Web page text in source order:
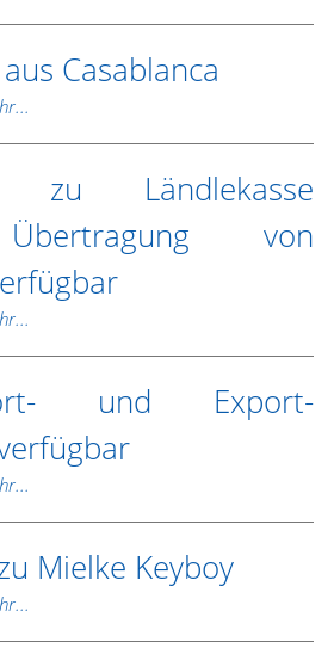
Casablanca
zu Ländlekasse
von
und Export-
Mielke Keyboy